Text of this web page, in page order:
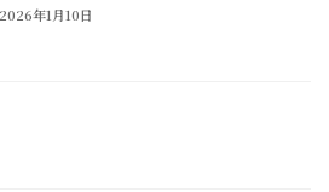
2026年1月10日